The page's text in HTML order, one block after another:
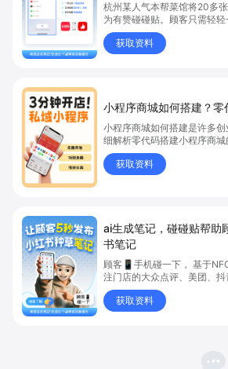
杭州某人气本帮菜馆将20多
为有赞碰碰贴。顾客只需轻
红书种草+支付+WiFi连接+成
务，让每张餐桌都成为流量入
获取资料
小程序商城如何搭建？零
小程序商城如何搭建是许多
细解析零代码搭建小程序商
商城、商城搭建与零代码开店
品上架、全渠道销售及高效会
货新模式。点击获取详细操作
获取资料
ai生成笔记，碰碰贴帮助
书笔记
顾客📱手机碰一下， 基于
注门店的大众点评、美团、
WiFi、出示会员码、线上点单
高。获取资料